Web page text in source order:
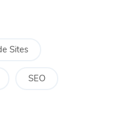
Sites
SEO